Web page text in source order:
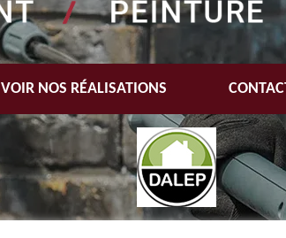
VOIR NOS RÉALISATIONS